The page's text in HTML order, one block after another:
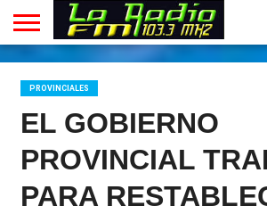
INICIO
EN
VIVO
PROGRAMACION
CONTACTO
PROVINCIALES
EL GOBIERNO
PROVINCIAL
PARA